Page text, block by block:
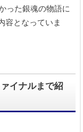
った銀魂の物語に
容となっていま
イナルまで紹